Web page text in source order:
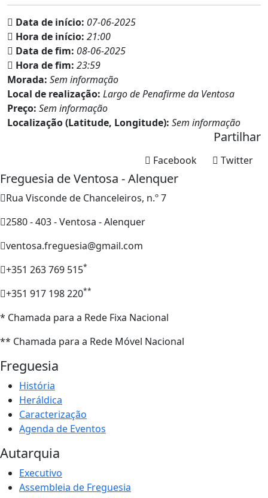
Data de início: 07-06-2025
Hora de início: 21:00
Data de fim: 08-06-2025
Hora de fim: 23:59
Morada: Sem informação
Local de realização: Largo de Penafirme da Ventosa
Preço: Sem informação
Localização (Latitude, Longitude): Sem informação
Partilhar
Twitter
Facebook
Freguesia de Ventosa - Alenquer
Rua Visconde de Chanceleiros, n.º 7
2580 - 403 - Ventosa - Alenquer
ventosa.freguesia@gmail.com
+351 263 769 515*
+351 917 198 220**
* Chamada para a Rede Fixa Nacional
** Chamada para a Rede Móvel Nacional
Freguesia
História
Heráldica
Caracterização
Agenda de Eventos
Autarquia
Executivo
Assembleia de Freguesia